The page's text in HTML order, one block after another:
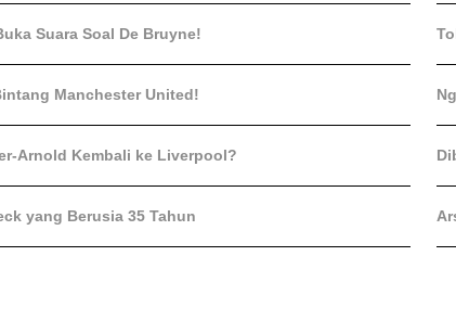
Suara Soal De Bruyne!
Manchester United!
Arnold Kembali ke Liverpool?
yang Berusia 35 Tahun